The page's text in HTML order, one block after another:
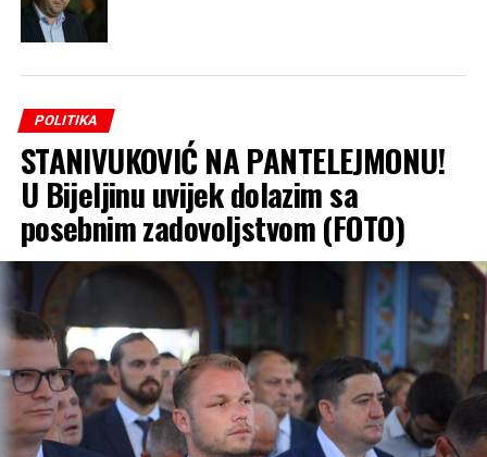
POLITIKA
STANIVUKOVIĆ NA PANTELEJMONU!
U Bijeljinu uvijek dolazim sa
posebnim zadovoljstvom (FOTO)